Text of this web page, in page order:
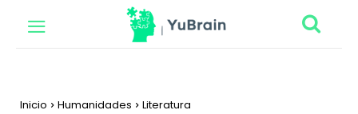
Inicio Humanidades Literatura